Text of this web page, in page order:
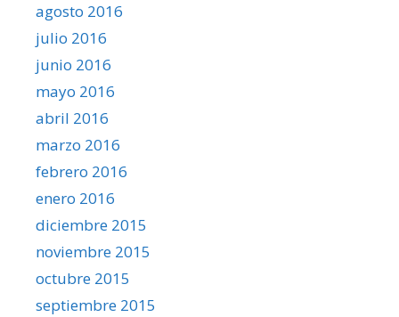
agosto 2016
julio 2016
junio 2016
mayo 2016
abril 2016
marzo 2016
febrero 2016
enero 2016
diciembre 2015
noviembre 2015
octubre 2015
septiembre 2015